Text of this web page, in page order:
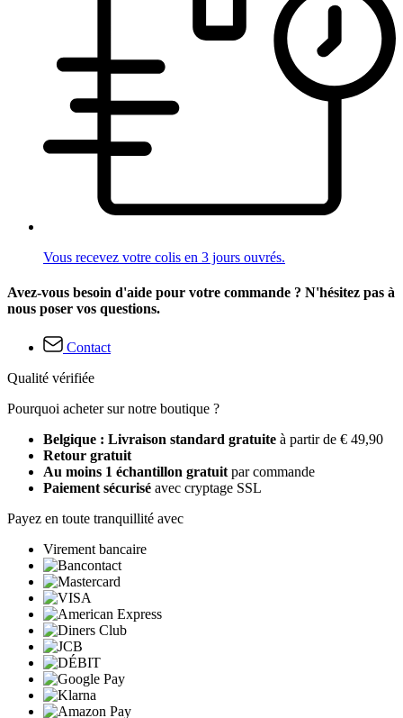
Vous recevez votre colis en 3 jours ouvrés.
Avez-vous besoin d'aide pour votre commande ? N'hésitez pas à
nous poser vos questions.
Contact
Qualité vérifiée
Pourquoi acheter sur notre boutique ?
Belgique : Livraison standard gratuite à partir de € 49,90
Retour gratuit
Au moins 1 échantillon gratuit par commande
Paiement sécurisé avec cryptage SSL
Payez en toute tranquillité avec
Virement bancaire